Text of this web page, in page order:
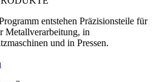
entstehen Präzisionsteile für
Metallverarbeitung, in
und in Pressen.